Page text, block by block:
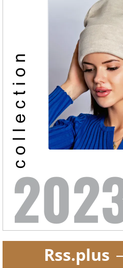
Rss.plus